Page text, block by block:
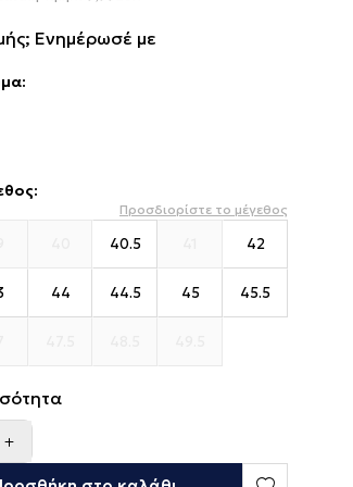
Ενημέρωσέ με
:
Προσδιορίστε το μέγεθος
40.5 42
44 44.5 45 45.5